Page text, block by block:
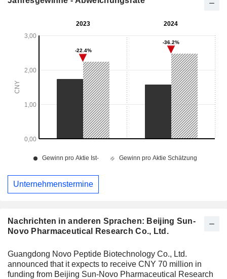
Nachrichten in anderen Sprachen: Beijing Sun-
Novo Pharmaceutical Research Co., Ltd.
Guangdong Novo Peptide Biotechnology Co., Ltd.
announced that it expects to receive CNY 70 million in
funding from Beijing Sun-Novo Pharmaceutical Research
Unternehmenstermine